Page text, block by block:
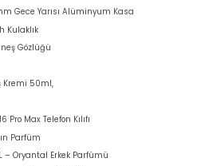
Gece Yarısı Alüminyum Kasa
Kulaklık
Gözlüğü
Kremi 50ml,
Pro Max Telefon Kılıfı
Parfüm
– Oryantal Erkek Parfümü